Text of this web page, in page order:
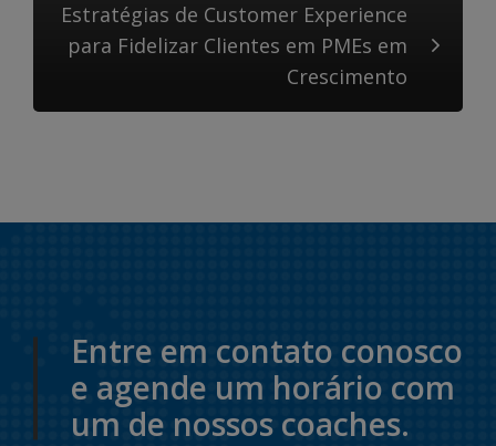
Estratégias de Customer Experience
para Fidelizar Clientes em PMEs em
Crescimento
Entre em contato conosco
e agende um horário com
um de nossos coaches.